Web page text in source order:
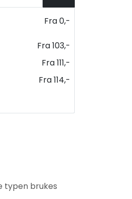
Fra 0,-
Fra 103,-
Fra 111,-
Fra 114,-
typen brukes